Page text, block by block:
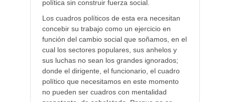
política sin construir fuerza social.
Los cuadros políticos de esta era necesitan
concebir su trabajo como un ejercicio en
función del cambio social que soñamos, en el
cual los sectores populares, sus anhelos y
sus luchas no sean los grandes ignorados;
donde el dirigente, el funcionario, el cuadro
político que necesitamos en este momento
no pueden ser cuadros con mentalidad